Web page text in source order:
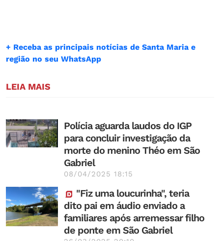
+ Receba as principais notícias de Santa Maria e
região no seu WhatsApp
LEIA MAIS
Polícia aguarda laudos do IGP
para concluir investigação da
morte do menino Théo em São
Gabriel
08/04/2025 18:15
"Fiz uma loucurinha", teria
dito pai em áudio enviado a
familiares após arremessar filho
de ponte em São Gabriel